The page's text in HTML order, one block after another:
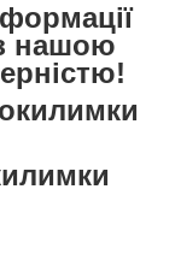
нашою